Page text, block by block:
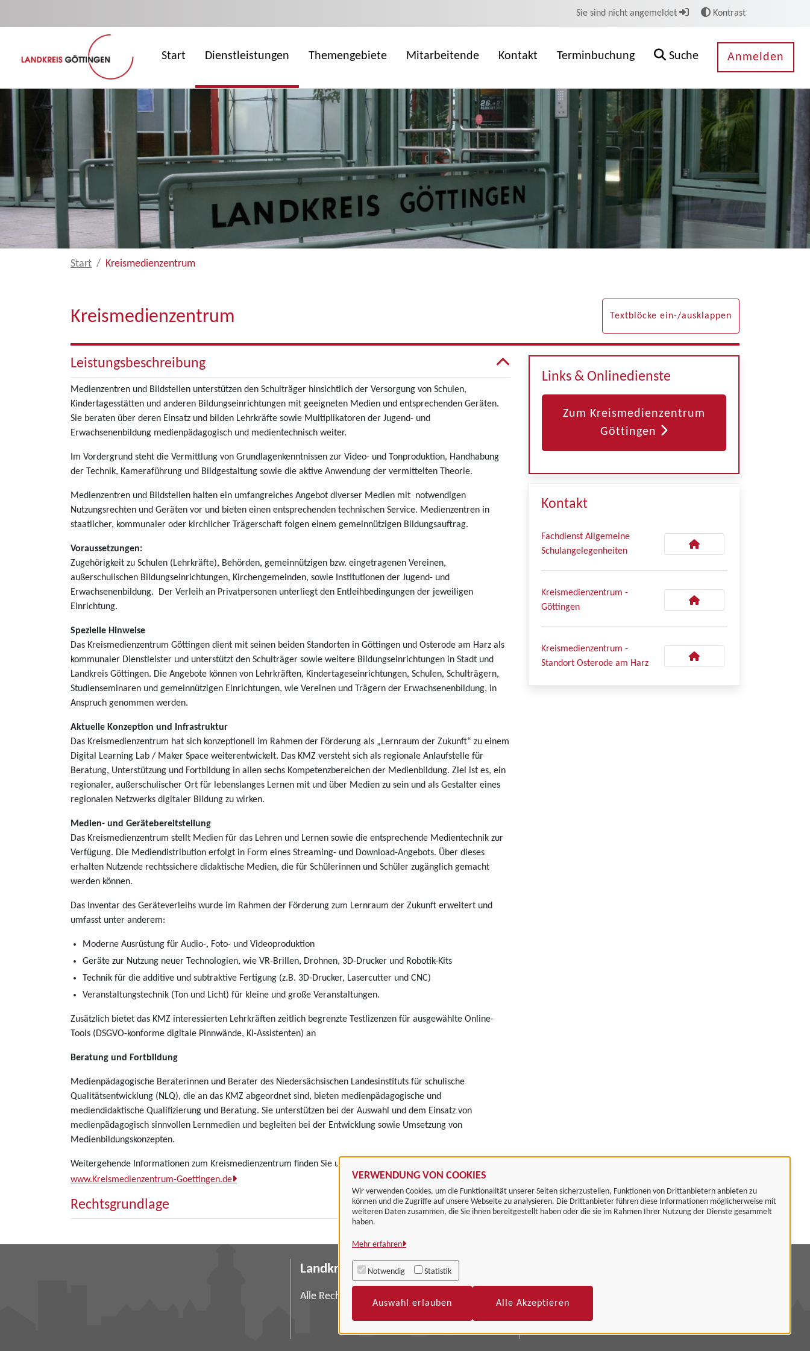
VERWENDUNG VON COOKIES
Wir verwenden Cookies, um die Funktionalität unserer Seiten sicherzustellen, Funktionen von Drittanbietern anbieten zu
können und die Zugriffe auf unsere Webseite zu analysieren. Die Drittanbieter führen diese Informationen möglicherweise mit
weiteren Daten zusammen, die Sie ihnen bereitgestellt haben oder die sie im Rahmen Ihrer Nutzung der Dienste gesammelt
haben.
Mehr erfahren
Notwendig Statistik
Auswahl erlauben Alle Akzeptieren
Sie sind nicht angemeldet Kontrast
Start Dienstleistungen Themengebiete Mitarbeitende Kontakt Terminbuchung Suche Anmelden
Start Kreismedienzentrum
Kreismedienzentrum Textblöcke ein-/ausklappen
Leistungsbeschreibung
Medienzentren und Bildstellen unterstützen den Schulträger hinsichtlich der Versorgung von Schulen,
Kindertagesstätten und anderen Bildungseinrichtungen mit geeigneten Medien und entsprechenden Geräten.
Sie beraten über deren Einsatz und bilden Lehrkräfte sowie Multiplikatoren der Jugend- und
Erwachsenenbildung medienpädagogisch und medientechnisch weiter.
Im Vordergrund steht die Vermittlung von Grundlagenkenntnissen zur Video- und Tonproduktion, Handhabung
der Technik, Kameraführung und Bildgestaltung sowie die aktive Anwendung der vermittelten Theorie.
Medienzentren und Bildstellen halten ein umfangreiches Angebot diverser Medien mit notwendigen
Nutzungsrechten und Geräten vor und bieten einen entsprechenden technischen Service. Medienzentren in
staatlicher, kommunaler oder kirchlicher Trägerschaft folgen einem gemeinnützigen Bildungsauftrag.
Voraussetzungen:
Zugehörigkeit zu Schulen (Lehrkräfte), Behörden, gemeinnützigen bzw. eingetragenen Vereinen,
außerschulischen Bildungseinrichtungen, Kirchengemeinden, sowie Institutionen der Jugend- und
Erwachsenenbildung. Der Verleih an Privatpersonen unterliegt den Entleihbedingungen der jeweiligen
Einrichtung.
Spezielle Hinweise
Das Kreismedienzentrum Göttingen dient mit seinen beiden Standorten in Göttingen und Osterode am Harz als
kommunaler Dienstleister und unterstützt den Schulträger sowie weitere Bildungseinrichtungen in Stadt und
Landkreis Göttingen. Die Angebote können von Lehrkräften, Kindertageseinrichtungen, Schulen, Schulträgern,
Studienseminaren und gemeinnützigen Einrichtungen, wie Vereinen und Trägern der Erwachsenenbildung, in
Anspruch genommen werden.
Aktuelle Konzeption und Infrastruktur
Das Kreismedienzentrum hat sich konzeptionell im Rahmen der Förderung als „Lernraum der Zukunft“ zu einem
Digital Learning Lab / Maker Space weiterentwickelt. Das KMZ versteht sich als regionale Anlaufstelle für
Beratung, Unterstützung und Fortbildung in allen sechs Kompetenzbereichen der Medienbildung. Ziel ist es, ein
regionaler, außerschulischer Ort für lebenslanges Lernen mit und über Medien zu sein und als Gestalter eines
regionalen Netzwerks digitaler Bildung zu wirken.
Medien- und Gerätebereitstellung
Das Kreismedienzentrum stellt Medien für das Lehren und Lernen sowie die entsprechende Medientechnik zur
Verfügung. Die Mediendistribution erfolgt in Form eines Streaming- und Download-Angebots. Über dieses
erhalten Nutzende rechtssichere didaktische Medien, die für Schülerinnen und Schüler zugänglich gemacht
werden können.
Das Inventar des Geräteverleihs wurde im Rahmen der Förderung zum Lernraum der Zukunft erweitert und
umfasst unter anderem:
Moderne Ausrüstung für Audio-, Foto- und Videoproduktion
Geräte zur Nutzung neuer Technologien, wie VR-Brillen, Drohnen, 3D-Drucker und Robotik-Kits
Technik für die additive und subtraktive Fertigung (z.B. 3D-Drucker, Lasercutter und CNC)
Veranstaltungstechnik (Ton und Licht) für kleine und große Veranstaltungen.
Zusätzlich bietet das KMZ interessierten Lehrkräften zeitlich begrenzte Testlizenzen für ausgewählte Online-
Tools (DSGVO-konforme digitale Pinnwände, KI-Assistenten) an
Beratung und Fortbildung
Medienpädagogische Beraterinnen und Berater des Niedersächsischen Landesinstituts für schulische
Qualitätsentwicklung (NLQ), die an das KMZ abgeordnet sind, bieten medienpädagogische und
mediendidaktische Qualifizierung und Beratung. Sie unterstützen bei der Auswahl und dem Einsatz von
medienpädagogisch sinnvollen Lernmedien und begleiten bei der Entwicklung sowie Umsetzung von
Medienbildungskonzepten.
Weitergehende Informationen zum Kreismedienzentrum finden Sie unter:
www.Kreismedienzentrum-Goettingen.de
Rechtsgrundlage
Links & Onlinedienste
Zum Kreismedienzentrum
Göttingen
Kontakt
Fachdienst Allgemeine
Schulangelegenheiten
Kreismedienzentrum -
Göttingen
Kreismedienzentrum -
Standort Osterode am Harz
Landkreis Göttingen
Alle Rechte vorbehalten
Barrierefreiheit